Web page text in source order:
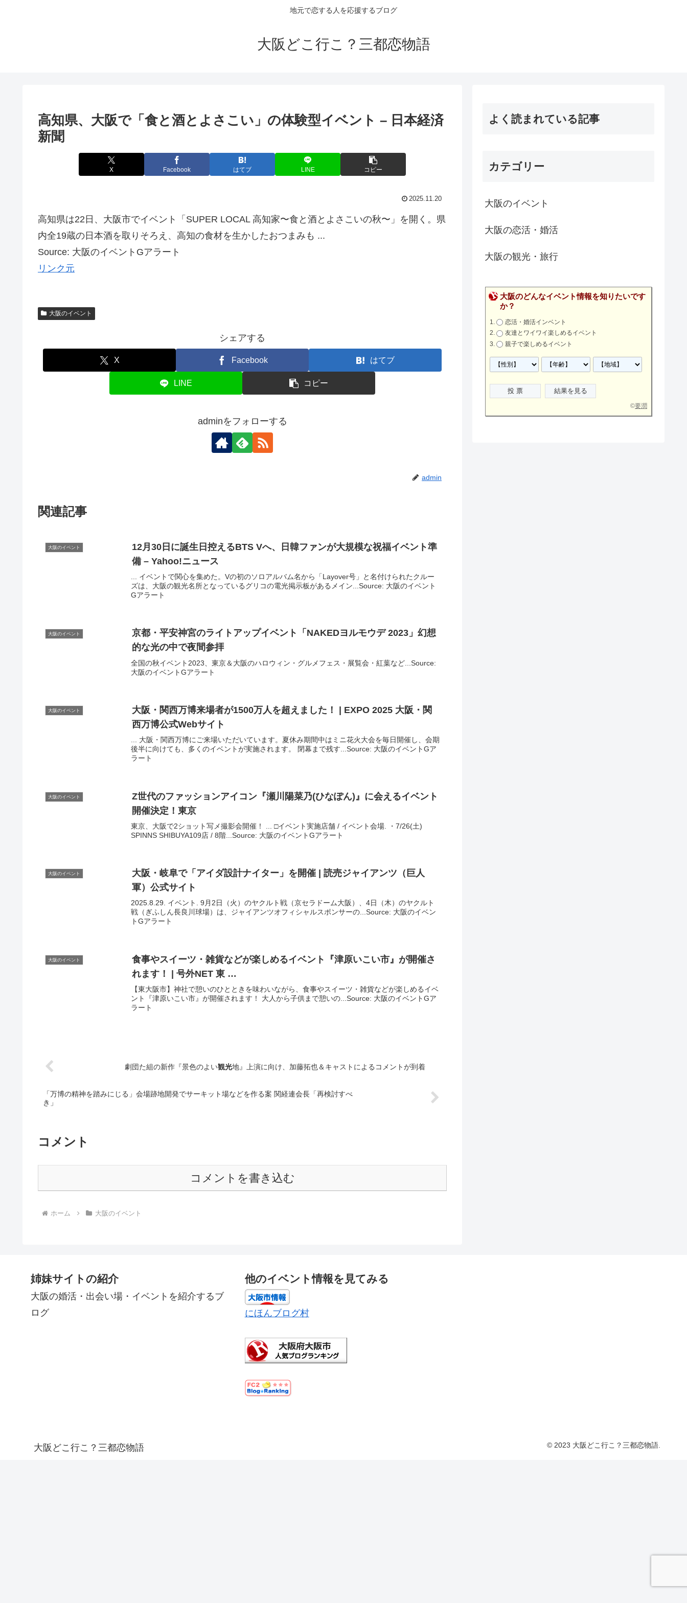
地元で恋する人を応援するブログ
大阪どこ行こ？三都恋物語
高知県、 大阪で「食と酒とよさこい」の体験型イベント – 日本経済
新聞
X Facebook はてブ LINE コピー
2025.11.20
高知県は22日、大阪市でイベント「SUPER LOCAL 高知家〜食と酒とよさこいの秋〜」を開く。県
内全19蔵の日本酒を取りそろえ、高知の食材を生かしたおつまみも ...
Source: 大阪のイベントGアラート
リンク元
大阪のイベント
シェアする
X Facebook はてブ
LINE コピー
adminをフォローする
admin
関連記事
大阪のイベント 12月30日に誕生日控えるBTS Vへ、日韓ファンが大規模な祝福イベント準
備 – Yahoo!ニュース
... イベントで関心を集めた。Vの初のソロアルバム名から「Layover号」と名付けられたクルー
ズは、大阪の観光名所となっているグリコの電光掲示板があるメイン...Source: 大阪のイベント
Gアラート
大阪のイベント 京都・平安神宮のライトアップイベント
「NAKEDヨルモウデ 2023」幻想
的な光の中で夜間参拝
全国の秋イベント2023、東京＆大阪のハロウィン・グルメフェス・展覧会・紅葉など...Source:
大阪のイベントGアラート
大阪のイベント 大阪 ・関西万博来場者が1500万人を超えました！ | EXPO 2025 大阪 ・関
西万博公式Webサイト
... 大阪・関西万博にご来場いただいています。夏休み期間中はミニ花火大会を毎日開催し、会期
後半に向けても、多くのイベントが実施されます。 閉幕まで残す...Source: 大阪のイベントGア
ラート
大阪のイベント Z世代のファッションアイコン『瀬川陽菜乃(ひなぽん)』に会えるイベント
開催決定！東京
東京、大阪で2ショット写メ撮影会開催！ ... □イベント実施店舗 / イベント会場. ・7/26(土)
SPINNS SHIBUYA109店 / 8階...Source: 大阪のイベントGアラート
大阪のイベント 大阪 ・岐阜で「アイダ設計ナイター」を開催 | 読売ジャイアンツ（巨人
軍）公式サイト
2025.8.29. イベント. 9月2日（火）のヤクルト戦（京セラドーム大阪）、4日（木）のヤクルト
戦（ぎふしん長良川球場）は、ジャイアンツオフィシャルスポンサーの...Source: 大阪のイベン
トGアラート
大阪のイベント 食事やスイーツ・雑貨などが楽しめるイベント
『津原いこい市』が開催さ
れます！ | 号外NET 東 …
【東大阪市】神社で憩いのひとときを味わいながら、食事やスイーツ・雑貨などが楽しめるイベ
ント『津原いこい市』が開催されます！ 大人から子供まで憩いの...Source: 大阪のイベントGア
ラート
劇団た組の新作『景色のよい観光地』上演に向け、加藤拓也＆キャストによるコメントが到着
「万博の精神を踏みにじる」会場跡地開発でサーキット場などを作る案 関経連会長「再検討すべ
き」
コメント
コメントを書き込む
ホーム 大阪のイベント
よく読まれている記事
カテゴリー
大阪のイベント
大阪の恋活・婚活
大阪の観光・旅行
大阪のどんなイベント情報を知りたいです
か？
恋活・婚活インベント
友達とワイワイ楽しめるイベント
親子で楽しめるイベント
©要潤
姉妹サイトの紹介
大阪の婚活・出会い場・イベントを紹介するブ
ログ
他のイベント情報を見てみる
にほんブログ村
大阪どこ行こ？三都恋物語 © 2023 大阪どこ行こ？三都恋物語.